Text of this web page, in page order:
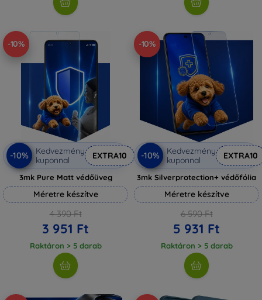
-10%
-10%
Kedvezmény
kuponnal
EXTRA10
3mk Pure Matt védőüveg
Méretre készítve
4 390 Ft
3 951 Ft
Raktáron > 5 darab
-10%
-10%
Kedvezmény
kuponnal
EXTRA10
3mk Silverprotection+ védőfólia
Méretre készítve
6 590 Ft
5 931 Ft
Raktáron > 5 darab